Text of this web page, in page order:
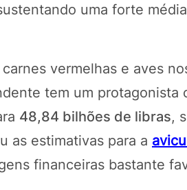
uma forte
vermelhas e aves
tem um protagonista
48,84 bilhões de libras,
as estimativas para a
financeiras bastante